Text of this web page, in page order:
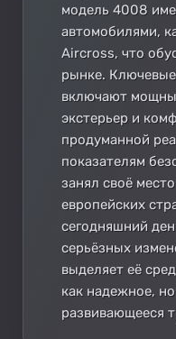
модель 4008
автомобилями,
Aircross, что
рынке.
включают
экстерьер и
продуманной
показателям
занял своё
европейских
сегодняшний
серьёзных
выделяет её
как надежное,
развивающееся